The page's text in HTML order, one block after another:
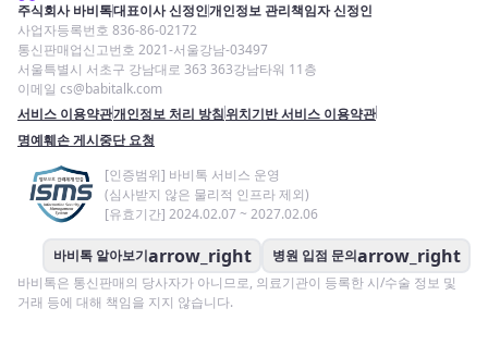
주식회사 바비톡대표이사 신정인개인정보 관리책임자 신정인
사업자등록번호 836-86-02172
통신판매업신고번호 2021-서울강남-03497
서울특별시 서초구 강남대로 363 363강남타워 11층
이메일 cs@babitalk.com
서비스 이용약관개인정보 처리 방침위치기반 서비스 이용약관
명예훼손 게시중단 요청
[인증범위] 바비톡 서비스 운영
(심사받지 않은 물리적 인프라 제외)
[유효기간] 2024.02.07 ~ 2027.02.06
바비톡 알아보기arrow_right 병원 입점 문의arrow_right
바비톡은 통신판매의 당사자가 아니므로, 의료기관이 등록한 시/수술 정보 및
거래 등에 대해 책임을 지지 않습니다.